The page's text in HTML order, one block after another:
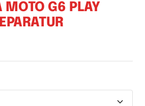
MOTO G6 PLAY